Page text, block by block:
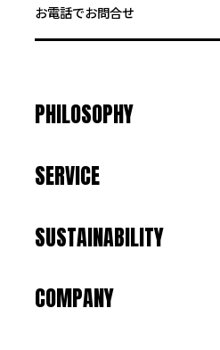
お電話でお問合せ
PHILOSOPHY
SERVICE
SUSTAINABILITY
COMPANY